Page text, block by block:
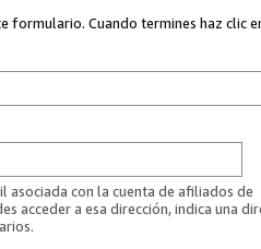
formulario. Cuando termines haz clic
asociada con la cuenta de afiliados de
acceder a esa dirección, indica una